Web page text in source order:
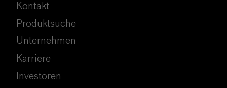
Kontakt
Produktsuche
Unternehmen
Karriere
Investoren